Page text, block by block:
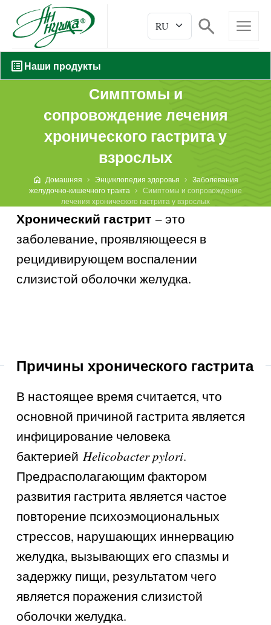
Наши продукты
Симптомы и
сопровождение лечения
хронического гастрита у
взрослых
Домашняя Энциклопедия здоровья
Заболевания
желудочно-кишечного тракта
Симптомы и сопровождение
лечения хронического гастрита у взрослых
Хронический гастрит – это
заболевание, проявляющееся в
рецидивирующем воспалении
слизистой оболочки желудка.
Причины хронического гастрита
В настоящее время считается, что
основной причиной гастрита является
инфицирование человека
бактерией Helicobacter pylori.
Предрасполагающим фактором
развития гастрита является частое
повторение психоэмоциональных
стрессов, нарушающих иннервацию
желудка, вызывающих его спазмы и
задержку пищи, результатом чего
является поражения слизистой
оболочки желудка.